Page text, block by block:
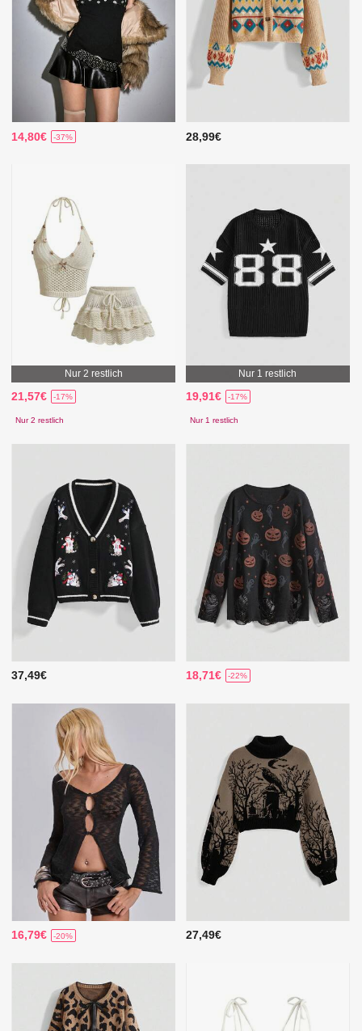
14,80€ -37% 28,99€
Nur 2 restlich
21,57€ -17%
Nur 2 restlich
Nur 1 restlich
19,91€ -17%
Nur 1 restlich
37,49€ 18,71€ -22%
16,79€ -20% 27,49€